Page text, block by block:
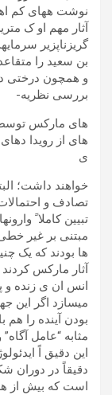
نوشت هھای کم
آثار مھم او ک
گريزناپزير
بن سعيد را
و ھمچون درختی
بررسی نظريه-
ھای مارکس توسط
های از رويدا
ی
خواھند داشت؛
تصادف و
تبيين کاملا
مبتنی بر غير
ھا بودند که يک
آثار مارکس
انس ان ی زنده و
میسازد اگر اين
بودن آينده را ھم
مثابه “عامل
اين دقيق اً
دقيقاً در دوران
است که بيش از